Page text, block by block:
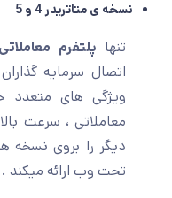
نسخه ی متاتریدر 4 و 5
تنها پلتفرم
اتصال سرمایه گذاران
معاملاتی ، سرعت
دیگر را بروی نسخه
تحت وب ارائه میکند .